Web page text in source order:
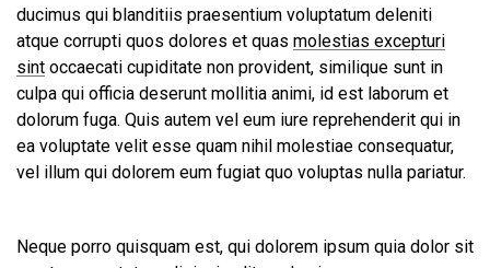
ducimus qui blanditiis praesentium voluptatum deleniti
atque corrupti quos dolores et quas molestias excepturi
sint occaecati cupiditate non provident, similique sunt in
culpa qui officia deserunt mollitia animi, id est laborum et
dolorum fuga. Quis autem vel eum iure reprehenderit qui in
ea voluptate velit esse quam nihil molestiae consequatur,
vel illum qui dolorem eum fugiat quo voluptas nulla pariatur.
Neque porro quisquam est, qui dolorem ipsum quia dolor sit